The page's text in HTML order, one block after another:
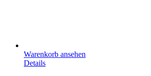
Warenkorb ansehen
Details